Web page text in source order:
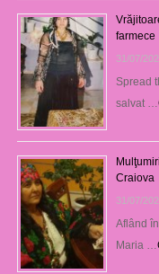
farmece
31/07/
Spread
salvat …
Craiova
31/07/
Aflând
Maria …